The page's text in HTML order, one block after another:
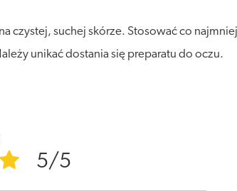
czystej, suchej skórze. Stosować co
unikać dostania się preparatu do oczu.
5/5